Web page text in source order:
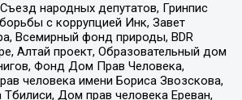
народных депутатов, Гринпис
с коррупцией Инк, Завет
Всемирный фонд природы, BDR
Алтай проект, Образовательный дом
Фонд Дом Прав Человека,
человека имени Бориса Звозскова,
Дом прав человека Ереван,